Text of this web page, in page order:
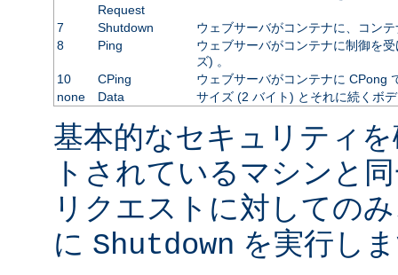
Request
7 Shutdown
ウェブサーバがコンテナに、コン
8
Ping
ウェブサーバがコンテナに制御を
ズ) 。
10
CPing
ウェブサーバがコンテナに CPong
none
Data サイズ (2 バイト) とそれに続くボ
基本的なセキュリティ
トされているマシンと
リクエストに対しての
に Shutdown を実行し